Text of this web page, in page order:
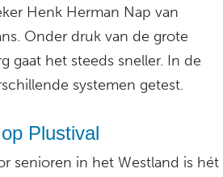
Henk Herman Nap van
Onder druk van de grote
gaat het steeds sneller. In de
systemen getest.
Plustival
senioren in het Westland is hét